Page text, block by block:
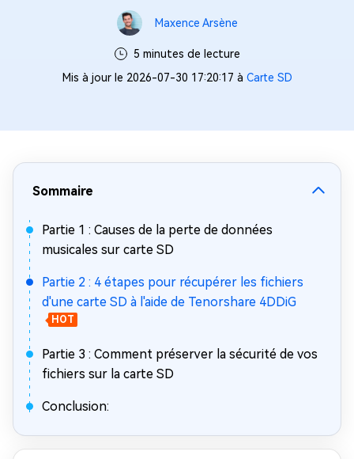
Maxence Arsène
5 minutes de lecture
Mis à jour le 2026-07-30 17:20:17 à Carte SD
Sommaire
Partie 1 : Causes de la perte de données
musicales sur carte SD
Partie 2 : 4 étapes pour récupérer les fichiers
d'une carte SD à l'aide de Tenorshare 4DDiG
HOT
Partie 3 : Comment préserver la sécurité de vos
fichiers sur la carte SD
Conclusion: